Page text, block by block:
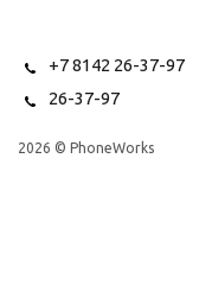
+7 8142 26-37-97
26-37-97
2026 © PhoneWorks